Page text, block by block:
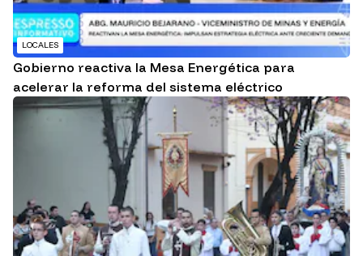
LOCALES
Gobierno reactiva la Mesa Energética para
acelerar la reforma del sistema eléctrico